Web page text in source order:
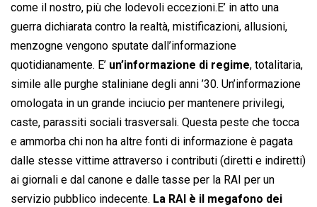
come il nostro, più che lodevoli eccezioni.E’ in atto una
guerra dichiarata contro la realtà, mistificazioni, allusioni,
menzogne vengono sputate dall’informazione
quotidianamente. E’ un’informazione di regime, totalitaria,
simile alle purghe staliniane degli anni ’30. Un’informazione
omologata in un grande inciucio per mantenere privilegi,
caste, parassiti sociali trasversali. Questa peste che tocca
e ammorba chi non ha altre fonti di informazione è pagata
dalle stesse vittime attraverso i contributi (diretti e indiretti)
ai giornali e dal canone e dalle tasse per la RAI per un
servizio pubblico indecente. La RAI è il megafono dei